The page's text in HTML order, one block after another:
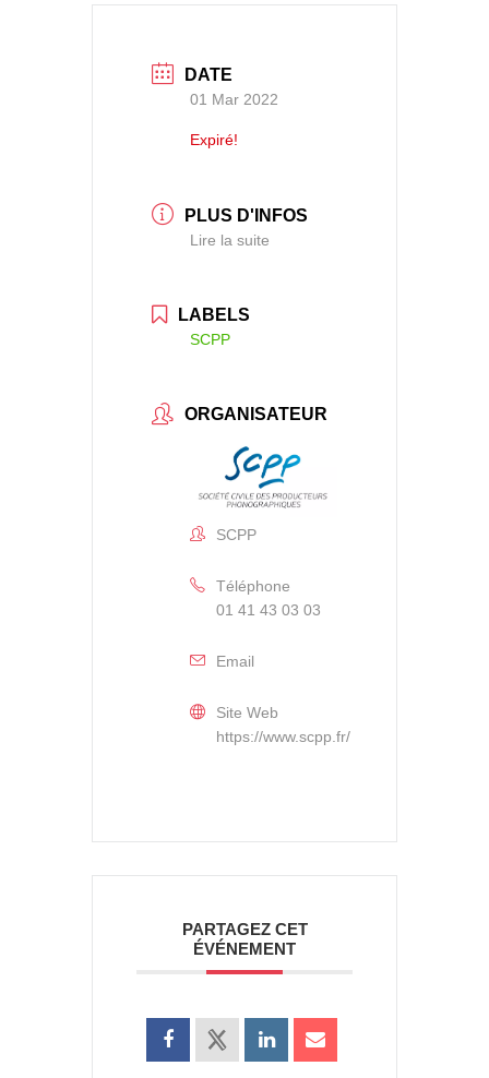
DATE
01 Mar 2022
Expiré!
PLUS D'INFOS
Lire la suite
LABELS
SCPP
ORGANISATEUR
SCPP
Téléphone
01 41 43 03 03
Email
Site Web
https://www.scpp.fr/
PARTAGEZ CET
ÉVÉNEMENT